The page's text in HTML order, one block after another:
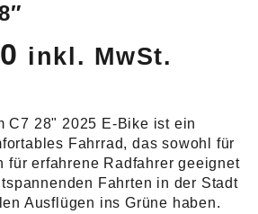
inkl. MwSt.
C7 28" 2025 E-Bike ist ein
Fahrrad, das sowohl für
für erfahrene Radfahrer geeignet
Fahrten in der Stadt
Ausflügen ins Grüne haben.